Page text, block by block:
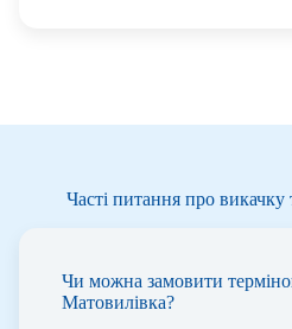
Часті питання про викачку
Чи можна замовити
Матовилівка?